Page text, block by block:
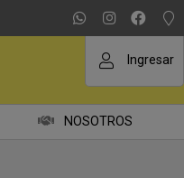
Ingresar
NOSOTROS